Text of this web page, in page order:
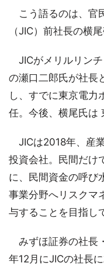
こう語るのは、官
（JIC）前社長の横
JICがメリルリン
の瀬口二郎氏が社長
し、すでに東京電力
任。今後、横尾氏は
JICは2018年、産
投資会社。民間だけ
に、民間資金の呼び
事業分野へリスクマ
与することを目指し
みずほ証券の社長
年12月にJICの社長